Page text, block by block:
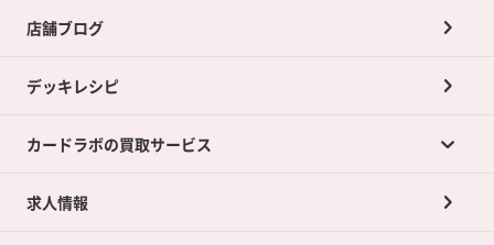
店舗ブログ
デッキレシピ
カードラボの買取サービス
カードラボの買取サービスTOP
求人情報